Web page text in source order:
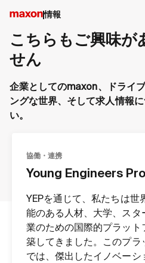
情報
こちらもご興味が
せん
企業としてのmaxon、ドライ
ングな世界、そして求人情報
い。
協働・連携
Young Engineers
YEPを通じて、私たちは世
能のある人材、大学、スタ
業のための国際的プラット
築してきました。このプラ
では、傑出したイノベーシ